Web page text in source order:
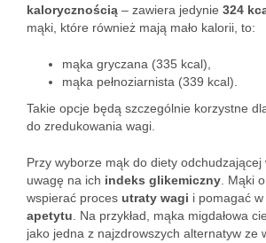
kalorycznością – zawiera jedynie 324
mąki, które również mają mało kalorii, to:
mąka gryczana (335 kcal),
mąka pełnoziarnista (339 kcal).
Takie opcje będą szczególnie korzystne
do zredukowania wagi.
Przy wyborze mąk do diety odchudzającej
uwagę na ich indeks glikemiczny . Mąki
wspierać proces utraty wagi i pomagać w
apetytu . Na przykład, mąka migdałowa
jako jedna z najzdrowszych alternatyw ze